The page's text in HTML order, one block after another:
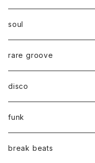
soul
rare groove
disco
funk
break beats